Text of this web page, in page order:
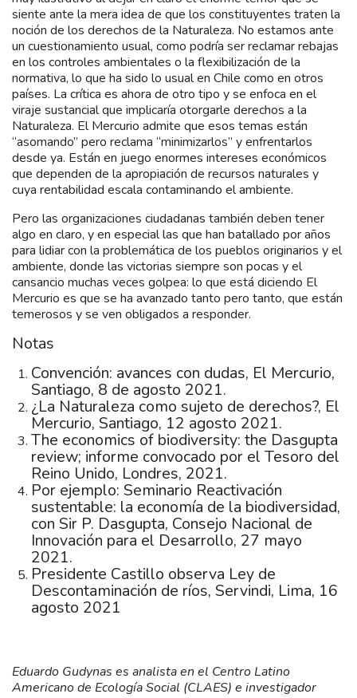
siente ante la mera idea de que los constituyentes traten la
noción de los derechos de la Naturaleza. No estamos ante
un cuestionamiento usual, como podría ser reclamar rebajas
en los controles ambientales o la flexibilización de la
normativa, lo que ha sido lo usual en Chile como en otros
países. La crítica es ahora de otro tipo y se enfoca en el
viraje sustancial que implicaría otorgarle derechos a la
Naturaleza. El Mercurio admite que esos temas están
“asomando” pero reclama “minimizarlos” y enfrentarlos
desde ya. Están en juego enormes intereses económicos
que dependen de la apropiación de recursos naturales y
cuya rentabilidad escala contaminando el ambiente.
Pero las organizaciones ciudadanas también deben tener
algo en claro, y en especial las que han batallado por años
para lidiar con la problemática de los pueblos originarios y el
ambiente, donde las victorias siempre son pocas y el
cansancio muchas veces golpea: lo que está diciendo El
Mercurio es que se ha avanzado tanto pero tanto, que están
temerosos y se ven obligados a responder.
Notas
Convención: avances con dudas, El Mercurio,
Santiago, 8 de agosto 2021.
¿La Naturaleza como sujeto de derechos?, El
Mercurio, Santiago, 12 agosto 2021.
The economics of biodiversity: the Dasgupta
review; informe convocado por el Tesoro del
Reino Unido, Londres, 2021.
Por ejemplo: Seminario Reactivación
sustentable: la economía de la biodiversidad,
con Sir P. Dasgupta, Consejo Nacional de
Innovación para el Desarrollo, 27 mayo
2021.
Presidente Castillo observa Ley de
Descontaminación de ríos, Servindi, Lima, 16
agosto 2021
Eduardo Gudynas es analista en el Centro Latino
Americano de Ecología Social (CLAES) e investigador